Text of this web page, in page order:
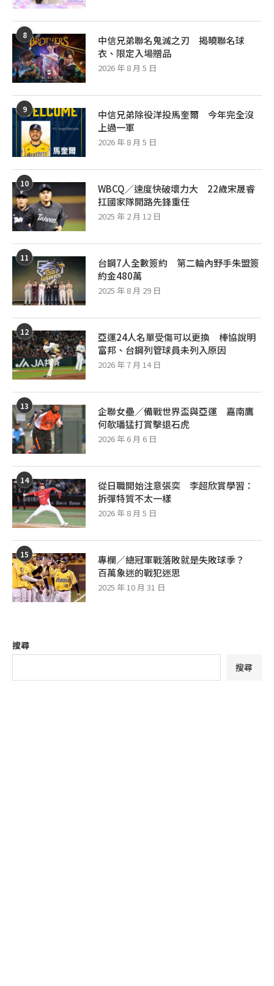
8
中信兄弟聯名鬼滅之刃 揭曉聯名球
衣、限定入場贈品
2026 年 8 月 5 日
9
中信兄弟除役洋投馬奎爾 今年完全沒
上過一軍
2026 年 8 月 5 日
10
WBCQ／速度快破壞力大 22歲宋晟睿
扛國家隊開路先鋒重任
2025 年 2 月 12 日
11
台鋼7人全數簽約 第二輪內野手朱盟簽
約金480萬
2025 年 8 月 29 日
12
亞運24人名單受傷可以更換 棒協說明
富邦、台鋼列管球員未列入原因
2026 年 7 月 14 日
13
企聯女壘／備戰世界盃與亞運 嘉南鷹
何欹璠猛打賞擊退石虎
2026 年 6 月 6 日
14
從日職開始注意張奕 李超欣賞學習：
拆彈特質不太一樣
2026 年 8 月 5 日
15
專欄／總冠軍戰落敗就是失敗球季？
百萬象迷的戰犯迷思
2025 年 10 月 31 日
搜尋
搜尋